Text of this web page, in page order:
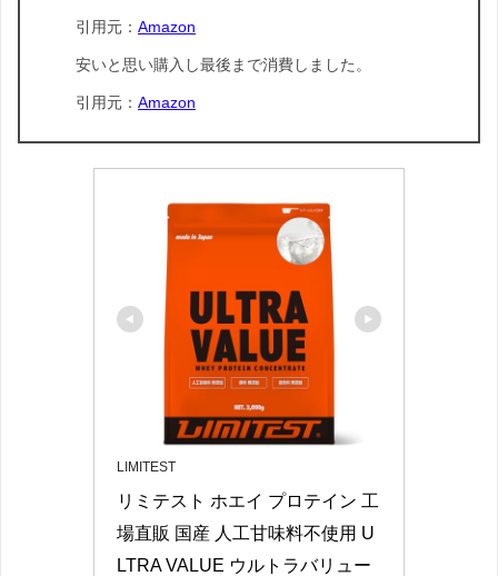
引用元： Amazon
安いと思い購入し最後まで消費しました。
引用元： Amazon
LIMITEST
リミテスト ホエイ プロテイン 工
場直販 国産 人工甘味料不使用 U
LTRA VALUE ウルトラバリュー